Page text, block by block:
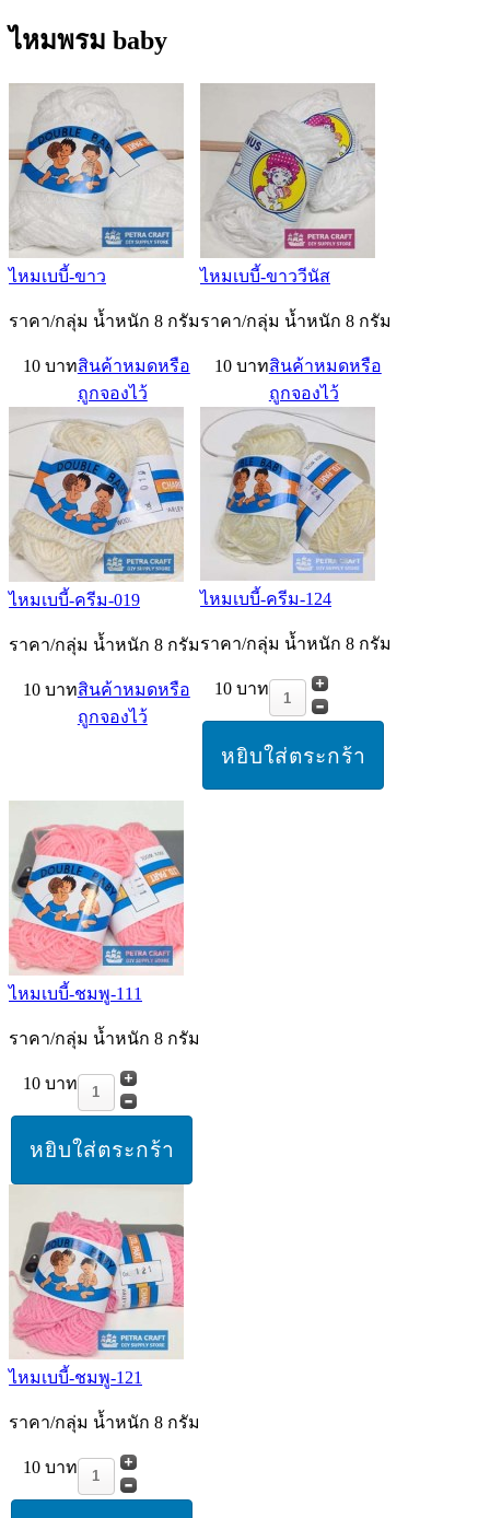
ไหมพรม baby
ไหมเบบี้-ขาว
ราคา/กลุ่ม น้ำหนัก 8 กรัม
10 บาทสินค้าหมดหรือ
ถูกจองไว้
ไหมเบบี้-ขาววีนัส
ราคา/กลุ่ม น้ำหนัก 8 กรัม
10 บาทสินค้าหมดหรือ
ถูกจองไว้
ไหมเบบี้-ครีม-019
ราคา/กลุ่ม น้ำหนัก 8 กรัม
10 บาทสินค้าหมดหรือ
ถูกจองไว้
ไหมเบบี้-ครีม-124
ราคา/กลุ่ม น้ำหนัก 8 กรัม
10 บาท
ไหมเบบี้-ชมพู-111
ราคา/กลุ่ม น้ำหนัก 8 กรัม
10 บาท
ไหมเบบี้-ชมพู-121
ราคา/กลุ่ม น้ำหนัก 8 กรัม
10 บาท